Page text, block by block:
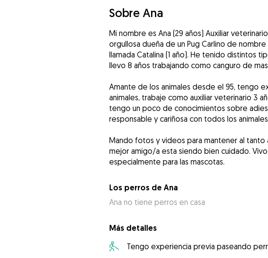
Sobre Ana
Mi nombre es Ana (29 años) Auxiliar
orgullosa dueña de un Pug Carlino de nombre
llamada Catalina (1 año). He tenido distintos
llevo 8 años trabajando como canguro de
Amante de los animales desde el 95, tengo
animales, trabaje como auxiliar veterinario 3
tengo un poco de conocimientos sobre
responsable y cariñosa con todos los
Mando fotos y videos para mantener al tanto
mejor amigo/a esta siendo bien cuidado.
especialmente para las mascotas.
Los perros de Ana
Ana no tiene perros en casa
Más detalles
Tengo experiencia previa paseando